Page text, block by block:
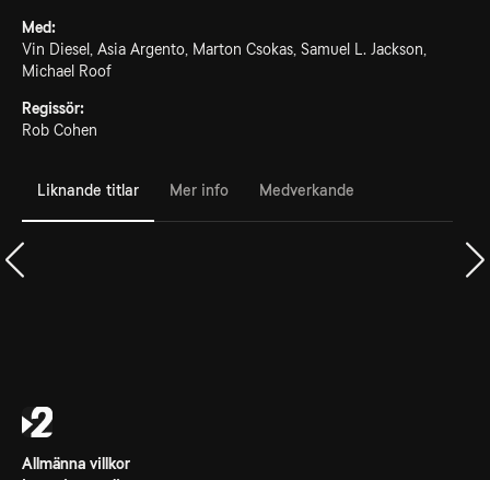
Med:
Vin Diesel, Asia Argento, Marton Csokas, Samuel L. Jackson,
Michael Roof
Regissör:
Rob Cohen
Liknande titlar Mer info Medverkande
Allmänna villkor